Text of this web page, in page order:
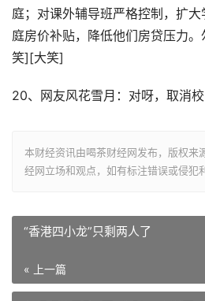
庭；对课外辅导班严格控制，扩
庭房价补贴，降低他们房贷压力
笑][大笑]
20、网友风花雪月：对呀，取消
本财经资讯由喝茶财经网发布，版权来
经网立场和观点，如有标注错误或侵犯
“香港四小龙”只剩两人了
« 上一篇